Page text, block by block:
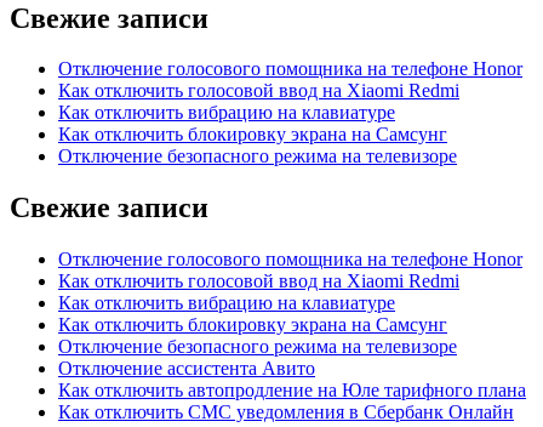
Свежие записи
Отключение голосового помощника на телефоне Honor
Как отключить голосовой ввод на Xiaomi Redmi
Как отключить вибрацию на клавиатуре
Как отключить блокировку экрана на Самсунг
Отключение безопасного режима на телевизоре
Свежие записи
Отключение голосового помощника на телефоне Honor
Как отключить голосовой ввод на Xiaomi Redmi
Как отключить вибрацию на клавиатуре
Как отключить блокировку экрана на Самсунг
Отключение безопасного режима на телевизоре
Отключение ассистента Авито
Как отключить автопродление на Юле тарифного плана
Как отключить СМС уведомления в Сбербанк Онлайн